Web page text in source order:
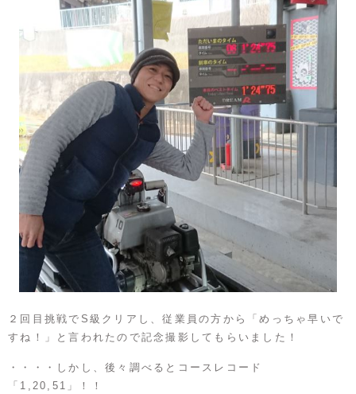
２回目挑戦でS級クリアし、従業員の方から「めっちゃ早いで
すね！」と言われたので記念撮影してもらいました！
・・・・しかし、後々調べるとコースレコード
「1,20,51」！！